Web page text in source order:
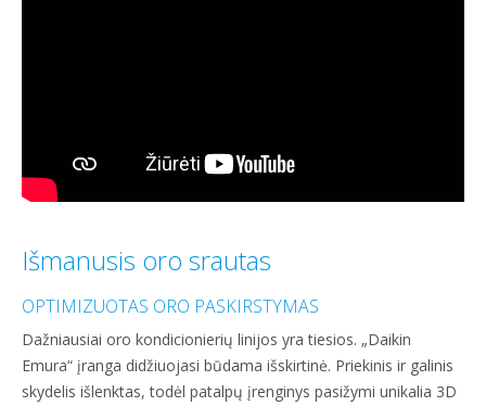
Išmanusis oro srautas
OPTIMIZUOTAS ORO PASKIRSTYMAS
Dažniausiai oro kondicionierių linijos yra tiesios. „Daikin
Emura“ įranga didžiuojasi būdama išskirtinė. Priekinis ir galinis
skydelis išlenktas, todėl patalpų įrenginys pasižymi unikalia 3D